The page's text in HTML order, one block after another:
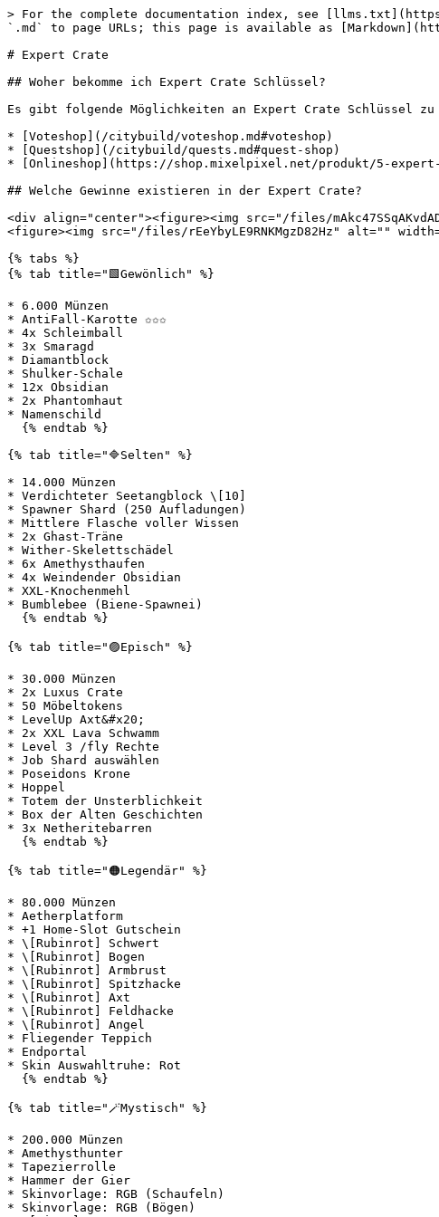
> For the complete documentation index, see
`.md` to page URLs; this page is available as
# Expert Crate
## Woher bekomme ich Expert Crate Schlüssel?
Es gibt folgende Möglichkeiten an Expert Crate Schlüssel zu
* [Voteshop](/citybuild/voteshop.md#voteshop)
* [Questshop](/citybuild/quests.md#quest-shop)
* [Onlineshop](https://shop.mixelpixel.net/produkt/5-
## Welche Gewinne existieren in der Expert Crate?
<div align="center"><figure><img src="/files/
<figure><img src="/files/rEeYbyLE9RNKMgzD82Hz" alt=""
{% tabs %}
{% tab title="🟩Gewönlich" %}
* 6.000 Münzen
* AntiFall-Karotte ✩✩✩
* 4x Schleimball
* 3x Smaragd
* Diamantblock
* Shulker-Schale
* 12x Obsidian
* 2x Phantomhaut
* Namenschild
{% tab title="🔷Selten" %}
* 14.000 Münzen
* Verdichteter Seetangblock \[10]
* Spawner Shard (250 Aufladungen)
* Mittlere Flasche voller Wissen
* 2x Ghast-Träne
* Wither-Skelettschädel
* 6x Amethysthaufen
* 4x Weindender Obsidian
* XXL-Knochenmehl
* Bumblebee (Biene-Spawnei)
{% tab title="🟣Episch" %}
* 30.000 Münzen
* 2x Luxus Crate
* 50 Möbeltokens
* LevelUp Axt&#x20;
* 2x XXL Lava Schwamm
* Level 3 /fly Rechte
* Job Shard auswählen
* Poseidons Krone
* Hoppel
* Totem der Unsterblichkeit
* Box der Alten Geschichten
* 3x Netheritebarren
{% tab title="🟠Legendär" %}
* 80.000 Münzen
* Aetherplatform
* +1 Home-Slot Gutschein
* \[Rubinrot] Schwert
* \[Rubinrot] Bogen
* \[Rubinrot] Armbrust
* \[Rubinrot] Spitzhacke
* \[Rubinrot] Axt
* \[Rubinrot] Feldhacke
* \[Rubinrot] Angel
* Fliegender Teppich
* Endportal
* Skin Auswahltruhe: Rot
{% tab title="🪄Mystisch" %}
* 200.000 Münzen
* Amethysthunter
* Tapezierrolle
* Hammer der Gier
* Skinvorlage: RGB (Schaufeln)
* Skinvorlage: RGB (Bögen)